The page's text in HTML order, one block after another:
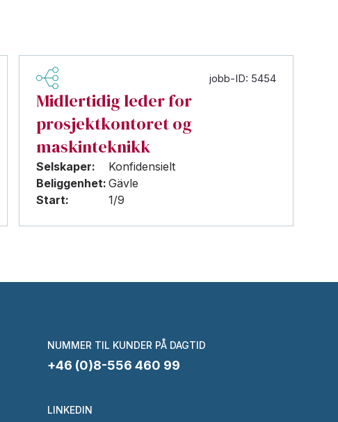
jobb-ID: 5454
Midlertidig leder for
prosjektkontoret og
maskinteknikk
Selskaper:
Konfidensielt
Beliggenhet: Gävle
Start:
1/9
NUMMER TIL KUNDER PÅ DAGTID
+46 (0)8-556 460 99
LINKEDIN